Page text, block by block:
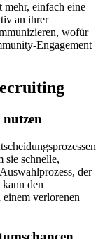
mehr, einfach eine
an ihrer
wofür
Engagement
sie schnelle,
der
den
verlorenen